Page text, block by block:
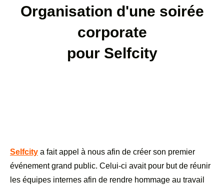
Organisation d'une soirée
corporate
pour Selfcity
Selfcity a fait appel à nous afin de créer son premier
événement grand public. Celui-ci avait pour but de réunir
les équipes internes afin de rendre hommage au travail